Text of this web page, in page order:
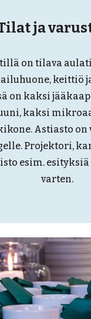
ja
illä on tilava
keittiö
on kaksi
kaksi
Astiasto on
Projektori,
esim.
varten.